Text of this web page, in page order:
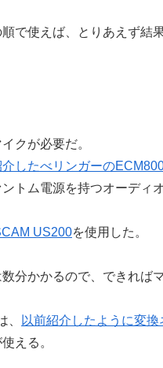
で使えば、とりあえず結
クが必要だ。
介したべリンガーの
トム電源を持つオーディ
US200を使用した。
分かかるので、できれば
、
以前紹介したように変換
える。